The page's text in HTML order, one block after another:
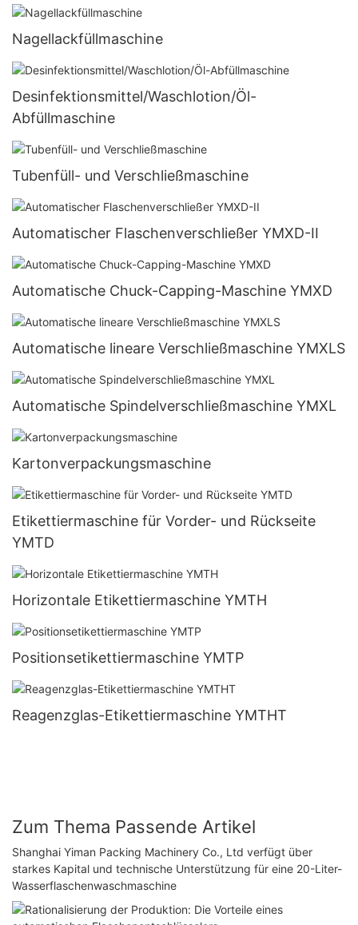
Nagellackfüllmaschine
Desinfektionsmittel/Waschlotion/Öl-
Abfüllmaschine
Tubenfüll- und Verschließmaschine
Automatischer Flaschenverschließer YMXD-II
Automatische Chuck-Capping-Maschine YMXD
Automatische lineare Verschließmaschine YMXLS
Automatische Spindelverschließmaschine YMXL
Kartonverpackungsmaschine
Etikettiermaschine für Vorder- und Rückseite
YMTD
Horizontale Etikettiermaschine YMTH
Positionsetikettiermaschine YMTP
Reagenzglas-Etikettiermaschine YMTHT
Zum Thema Passende Artikel
Shanghai Yiman Packing Machinery Co., Ltd verfügt über
starkes Kapital und technische Unterstützung für eine 20-Liter-
Wasserflaschenwaschmaschine